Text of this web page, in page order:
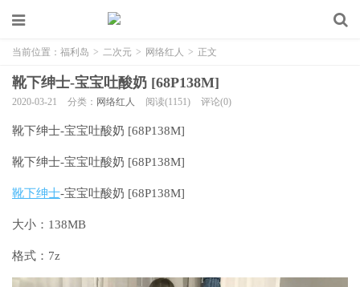
当前位置： 福利岛 > 二次元 > 网络红人 > 正文
靴下绅士-宝宝吐酸奶 [68P138M]
2020-03-21 分类： 网络红人 阅读(1151) 评论(0)
靴下绅士-宝宝吐酸奶 [68P138M]
靴下绅士-宝宝吐酸奶 [68P138M]
靴下绅士-宝宝吐酸奶 [68P138M]
大小：138MB
格式：7z